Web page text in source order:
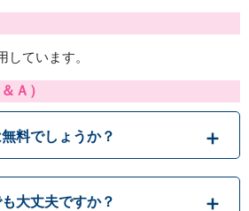
しています。
Ａ）
料でしょうか？
専門スタッフがお伺いし実際に目
査を行います。確認した内容を元
大丈夫ですか？